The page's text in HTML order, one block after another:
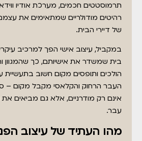
תרמוסטטים חכמים, מערכת אודיו
רהיטים מודולריים שמתאימים את
של דיירי הבית.
במקביל, עיצוב אישי הפך למרכיב
בית שמשדר את אישיותם, כך שהמגוון
הולכים ותופסים מקום חשוב בתעשיית
העבר הרחוק והקלאסי מקבל מקום –
אינם רק מודרניים, אלא גם מביאים
עבר.
מהו העתיד של עיצוב